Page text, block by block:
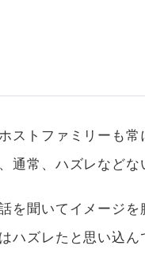
ストファミリーも
通常、ハズレなどな
を聞いてイメージ
ハズレたと思い込ん